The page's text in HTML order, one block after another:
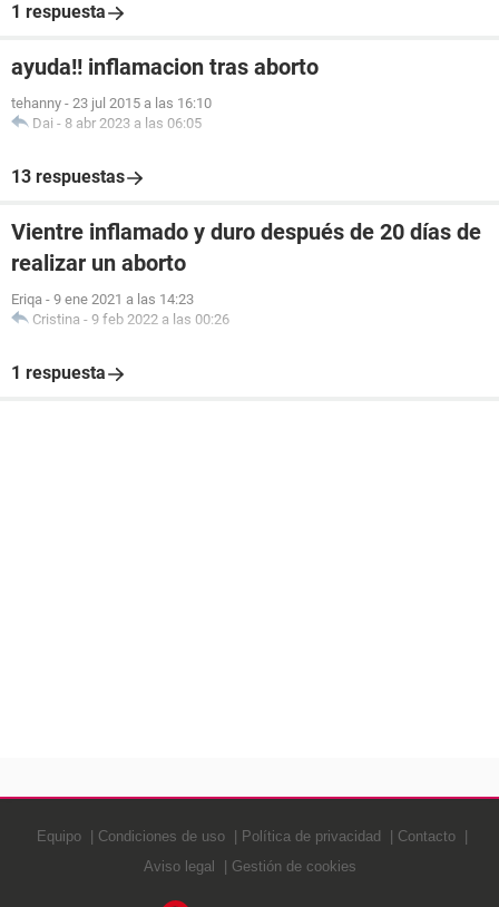
1 respuesta
ayuda!! inflamacion tras aborto
tehanny - 23 jul 2015 a las 16:10
Dai - 8 abr 2023 a las 06:05
13 respuestas
Vientre inflamado y duro después de 20 días de
realizar un aborto
Eriqa - 9 ene 2021 a las 14:23
Cristina - 9 feb 2022 a las 00:26
1 respuesta
Equipo Condiciones de uso Política de privacidad
Contacto
Aviso legal
Gestión de cookies